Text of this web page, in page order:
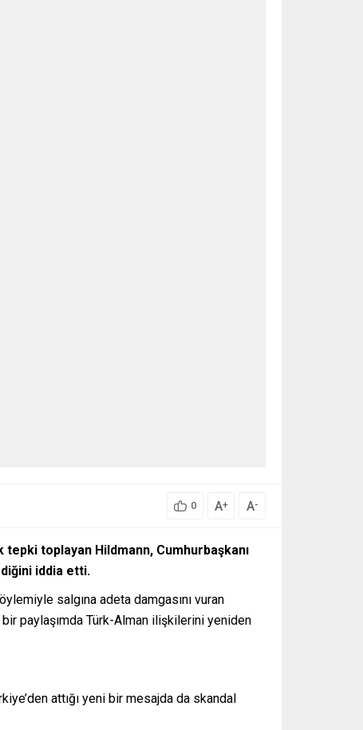
0 A+ A-
tepki toplayan Hildmann, Cumhurbaşkanı
iddia etti.
salgına adeta damgasını vuran
paylaşımda Türk-Alman ilişkilerini yeniden
attığı yeni bir mesajda da skandal